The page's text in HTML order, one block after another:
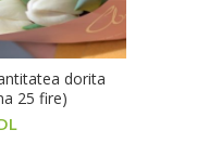
dorita
25 fire)